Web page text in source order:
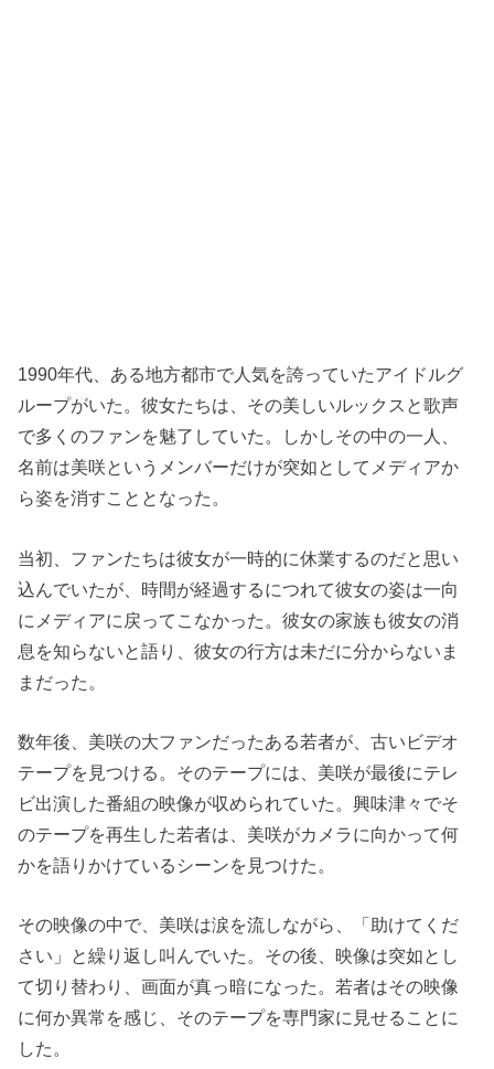
1990年代、ある地方都市で人気を誇っていたアイドルグ
ループがいた。彼女たちは、その美しいルックスと歌声
で多くのファンを魅了していた。しかしその中の一人、
名前は美咲というメンバーだけが突如としてメディアか
ら姿を消すこととなった。
当初、ファンたちは彼女が一時的に休業するのだと思い
込んでいたが、時間が経過するにつれて彼女の姿は一向
にメディアに戻ってこなかった。彼女の家族も彼女の消
息を知らないと語り、彼女の行方は未だに分からないま
まだった。
数年後、美咲の大ファンだったある若者が、古いビデオ
テープを見つける。そのテープには、美咲が最後にテレ
ビ出演した番組の映像が収められていた。興味津々でそ
のテープを再生した若者は、美咲がカメラに向かって何
かを語りかけているシーンを見つけた。
その映像の中で、美咲は涙を流しながら、「助けてくだ
さい」と繰り返し叫んでいた。その後、映像は突如とし
て切り替わり、画面が真っ暗になった。若者はその映像
に何か異常を感じ、そのテープを専門家に見せることに
した。